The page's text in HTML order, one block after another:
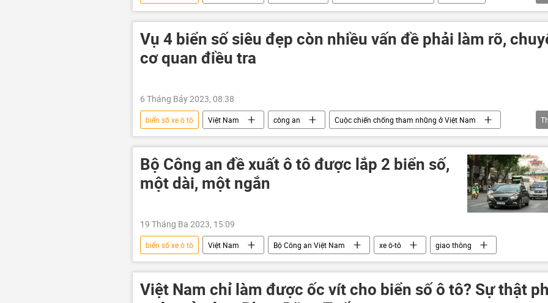
đấu giá
siêu xe
Vụ 4 biển số siêu đẹp còn nhiều vấn đề phải làm rõ,
cơ quan điều tra
6 Tháng Bảy 2023, 08:38
biển số xe ô tô Việt Nam công an
Сuộc chiến chống tham nhũng ở Việt Nam
tham nhũng vặt
Đồng Tháp biển số
Bộ Công an đề xuất ô tô được lắp 2 biển số,
một dài, một ngắn
19 Tháng Ba 2023, 15:09
biển số xe ô tô Việt Nam Bộ Công an Việt Nam xe ô-tô giao thông
Việt Nam chỉ làm được ốc vít cho biển số ô tô? Sự thật